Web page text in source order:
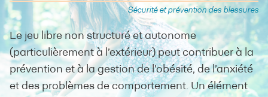
Sécurité et prévention des blessures
Le jeu libre non structuré et autonome
(particulièrement à l’extérieur) peut contribuer à la
prévention et à la gestion de l’obésité, de l’anxiété
et des problèmes de comportement. Un élément